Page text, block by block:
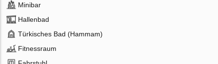
Minibar
Hallenbad
Türkisches Bad (Hammam)
Fitnessraum